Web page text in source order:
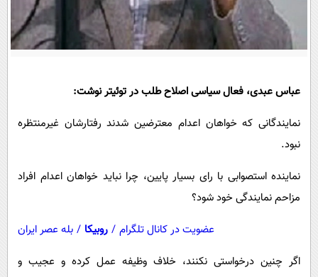
سرگرمی
فناوری
حوادث
سیاست خارجی
پیامک
روانشناسی
عباس عبدی، فعال سیاسی اصلاح طلب در توئیتر نوشت:
نمایندگانی که خواهان اعدام معترضین شدند رفتارشان غیرمنتظره
نبود.
نماینده استصوابی با رای بسیار پایین، چرا نباید خواهان اعدام افراد
مزاحم نمایندگی خود شود؟
عضویت در کانال تلگرام / روبیکا / بله عصر ایران
اگر چنین درخواستی نکنند، خلاف وظیفه عمل کرده و عجیب و